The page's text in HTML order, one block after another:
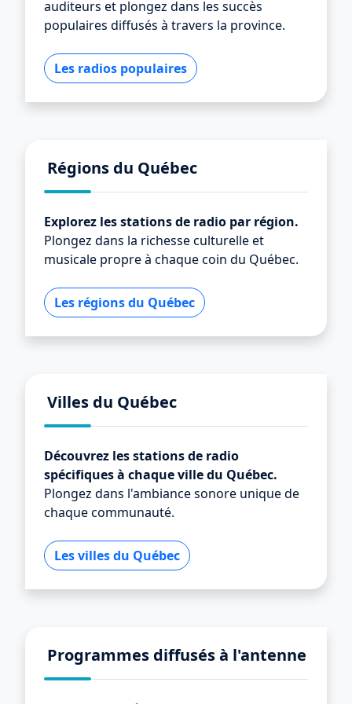
auditeurs et plongez dans les succès
populaires diffusés à travers la province.
Les radios populaires
Régions du Québec
Explorez les stations de radio par région.
Plongez dans la richesse culturelle et
musicale propre à chaque coin du Québec.
Les régions du Québec
Villes du Québec
Découvrez les stations de radio
spécifiques à chaque ville du Québec.
Plongez dans l'ambiance sonore unique de
chaque communauté.
Les villes du Québec
Programmes diffusés à l'antenne